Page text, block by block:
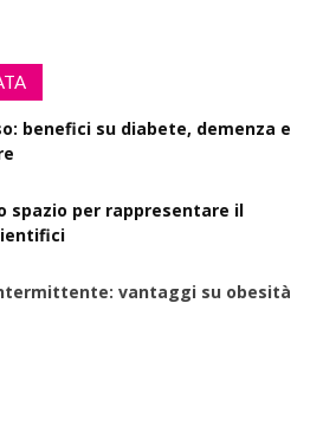
benefici su diabete, demenza e
spazio per rappresentare il
vantaggi su obesità